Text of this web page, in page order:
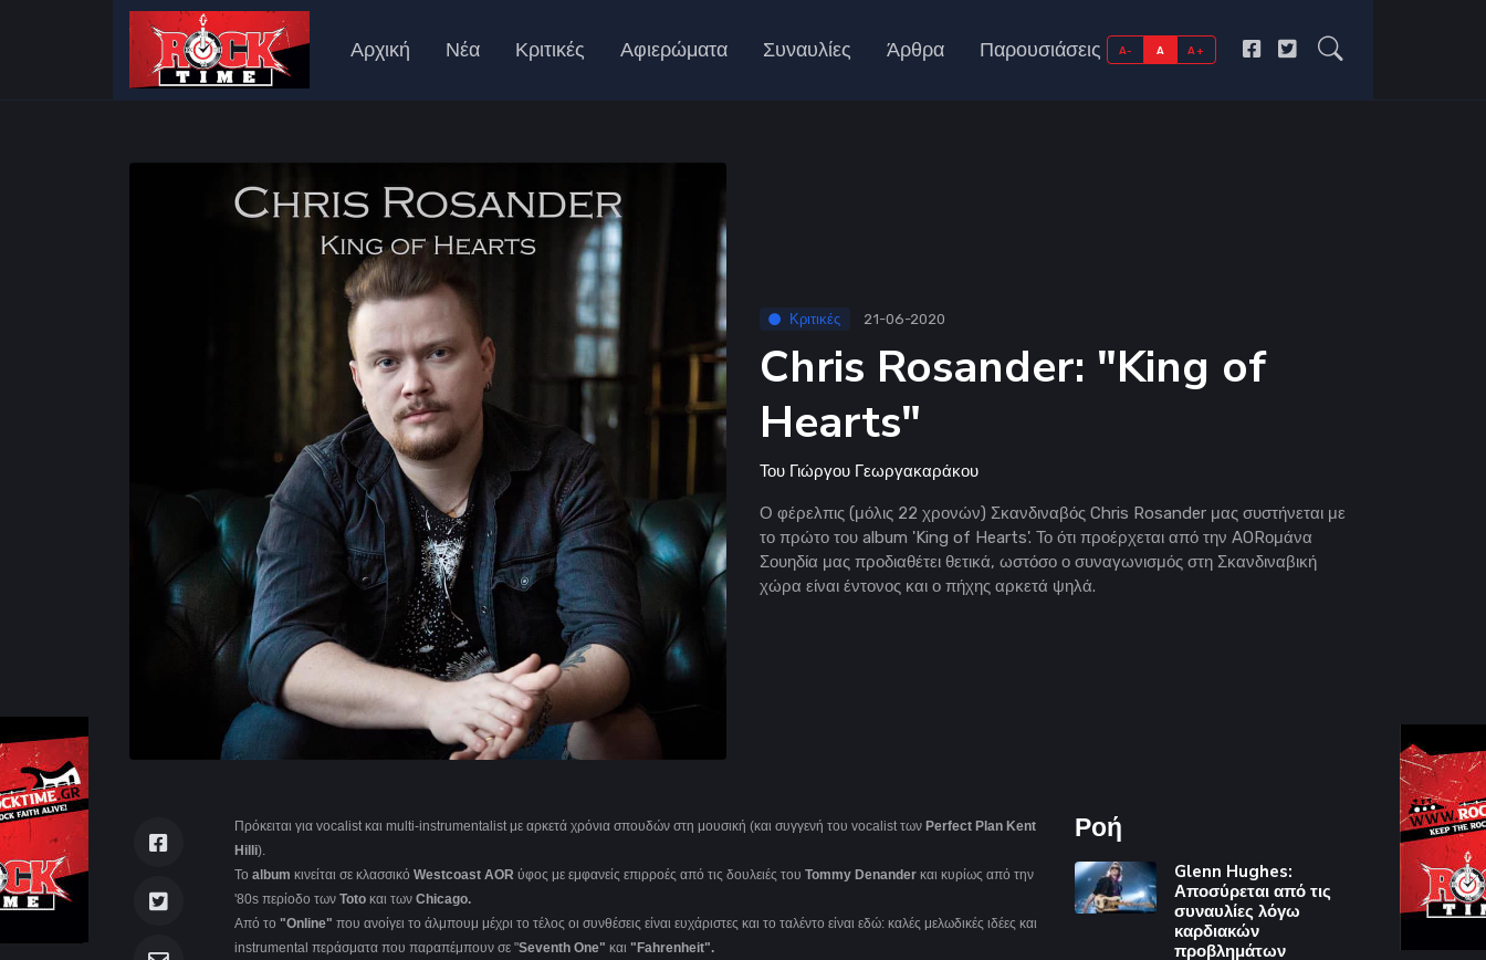
Αρχική Νέα Κριτικές Αφιερώματα Συναυλίες Άρθρα Παρουσιάσεις A- A A+
Κριτικές 21-06-2020
Chris Rosander: "King of
Hearts"
Του Γιώργου Γεωργακαράκου
Ο φέρελπις (μόλις 22 χρονών) Σκανδιναβός Chris Rosander μας συστήνεται με
το πρώτο του album 'King of Hearts'. Το ότι προέρχεται από την AORομάνα
Σουηδία μας προδιαθέτει θετικά, ωστόσο ο συναγωνισμός στη Σκανδιναβική
χώρα είναι έντονος και ο πήχης αρκετά ψηλά.
Πρόκειται για vocalist και multi-instrumentalist με αρκετά χρόνια σπουδών στη μουσική (και συγγενή του vocalist των Perfect Plan Kent
Hilli).
Το album κινείται σε κλασσικό Westcoast AOR ύφος με εμφανείς επιρροές από τις δουλειές του Tommy Denander και κυρίως από την
'80s περίοδο των Toto και των Chicago.
Από το "Online" που ανοίγει το άλμπουμ μέχρι το τέλος οι συνθέσεις είναι ευχάριστες και το ταλέντο είναι εδώ: καλές μελωδικές ιδέες και
instrumental περάσματα που παραπέμπουν σε "Seventh One" και "Fahrenheit".
Ροή
Glenn Hughes:
Αποσύρεται από τις
συναυλίες λόγω
καρδιακών
προβλημάτων